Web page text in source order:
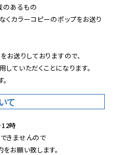
のあるもの
くカラーコピーのポップをお送り
お送りしておりますので、
ていただくことになります。
て
時
きませんので
お願い致します。